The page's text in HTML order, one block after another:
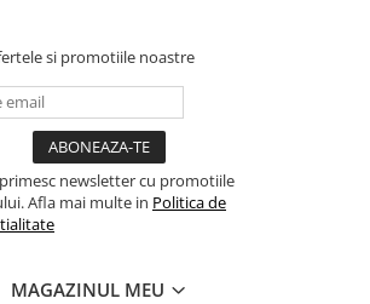
si promotiile noastre
newsletter cu promotiile
Afla mai multe in Politica de
MAGAZINUL MEU